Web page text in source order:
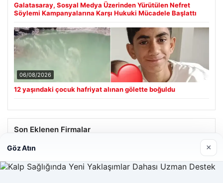
Galatasaray, Sosyal Medya Üzerinden Yürütülen Nefret
Söylemi Kampanyalarına Karşı Hukuki Mücadele Başlattı
06/08/2026
12 yaşındaki çocuk hafriyat alınan gölette boğuldu
Son Eklenen Firmalar
Göz Atın ×